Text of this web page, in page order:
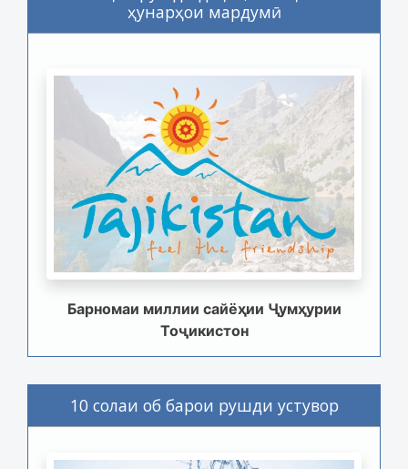
ҳунарҳои мардумӣ
Барномаи миллии сайёҳии Ҷумҳурии
Тоҷикистон
10 солаи об барои рушди устувор